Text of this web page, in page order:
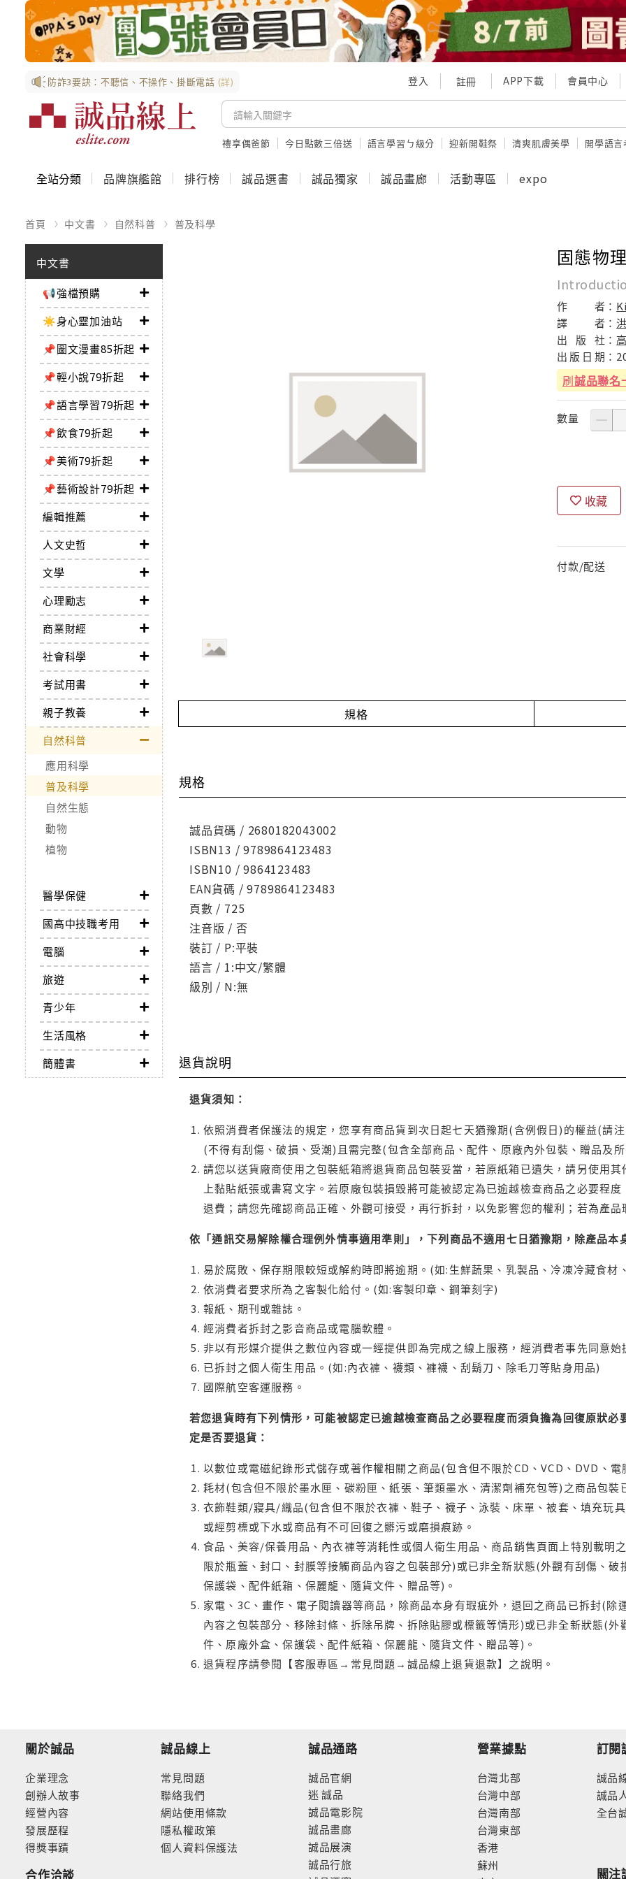
防詐3要訣：不聽信、不操作、掛斷電話 (詳) 登入 註冊 APP下載 會員中心
禮享偶爸節 今日點數三倍送 語言學習ㄅ級分 迎新開鞋祭 清爽肌膚美學 開學語
全站分類 品牌旗艦館 排行榜 誠品選書 誠品獨家 誠品畫廊 活動專區 expo
首頁 中文書 自然科普 普及科學
中文書
📢強檔預購
☀️身心靈加油站
📌圖文漫畫85折起
📌輕小說79折起
📌語言學習79折起
📌飲食79折起
📌美術79折起
📌藝術設計79折起
編輯推薦
人文史哲
文學
心理勵志
商業財經
社會科學
考試用書
親子教養
自然科普
應用科學
普及科學
自然生態
動物
植物
醫學保健
國高中技職考用
電腦
旅遊
青少年
生活風格
簡體書
固態物
作 者：
譯
者：
出
版 社：
出 版 日 期：
刷誠品聯名
數量
收藏
付款/配送
規格
規格
誠品貨碼 / 2680182043002
ISBN13 / 9789864123483
ISBN10 / 9864123483
EAN貨碼 / 9789864123483
頁數 / 725
注音版 / 否
裝訂 / P:平裝
語言 / 1:中文/繁體
級別 / N:無
退貨說明
退貨須知：
依照消費者保護法的規定，您享有商品貨到次日起七天猶豫期(含例假日)的權益(請
(不得有刮傷、破損、受潮)且需完整(包含全部商品、配件、原廠內外包裝、贈品及
請您以送貨廠商使用之包裝紙箱將退貨商品包裝妥當，若原紙箱已遺失，請另使用
上黏貼紙張或書寫文字。若原廠包裝損毀將可能被認定為已逾越檢查商品之必要程
退費；請您先確認商品正確、外觀可接受，再行拆封，以免影響您的權利；若為產
依「通訊交易解除權合理例外情事適用準則」，下列商品不適用七日猶豫期，除產品本
易於腐敗、保存期限較短或解約時即將逾期。(如:生鮮蔬果、乳製品、冷凍冷藏食材
依消費者要求所為之客製化給付。(如:客製印章、鋼筆刻字)
報紙、期刊或雜誌。
經消費者拆封之影音商品或電腦軟體。
非以有形媒介提供之數位內容或一經提供即為完成之線上服務，經消費者事先同意
已拆封之個人衛生用品。(如:內衣褲、襪類、褲襪、刮鬍刀、除毛刀等貼身用品)
國際航空客運服務。
若您退貨時有下列情形，可能被認定已逾越檢查商品之必要程度而須負擔為回復原狀
定是否要退貨：
以數位或電磁紀錄形式儲存或著作權相關之商品(包含但不限於CD、VCD、DVD、
耗材(包含但不限於墨水匣、碳粉匣、紙張、筆類墨水、清潔劑補充包等)之商品包
衣飾鞋類/寢具/織品(包含但不限於衣褲、鞋子、襪子、泳裝、床單、被套、填充玩
或經剪標或下水或商品有不可回復之髒污或磨損痕跡。
食品、美容/保養用品、內衣褲等消耗性或個人衛生用品、商品銷售頁面上特別載明
限於瓶蓋、封口、封膜等接觸商品內容之包裝部分)或已非全新狀態(外觀有刮傷、
保護袋、配件紙箱、保麗龍、隨貨文件、贈品等)。
家電、3C、畫作、電子閱讀器等商品，除商品本身有瑕疵外，退回之商品已拆封(
內容之包裝部分、移除封條、拆除吊牌、拆除貼膠或標籤等情形)或已非全新狀態(
件、原廠外盒、保護袋、配件紙箱、保麗龍、隨貨文件、贈品等)。
退貨程序請參閱【客服專區→常見問題→誠品線上退貨退款】之說明。
關於誠品
企業理念
創辦人故事
經營內容
發展歷程
得獎事蹟
合作洽談
誠品線上
常見問題
聯絡我們
網站使用條款
隱私權政策
個人資料保護法
誠品通路
誠品官網
迷 誠品
誠品電影院
誠品畫廊
誠品展演
誠品行旅
營業據點
台灣北部
台灣中部
台灣南部
台灣東部
香港
蘇州
訂閱
誠品
誠品
全台
關注